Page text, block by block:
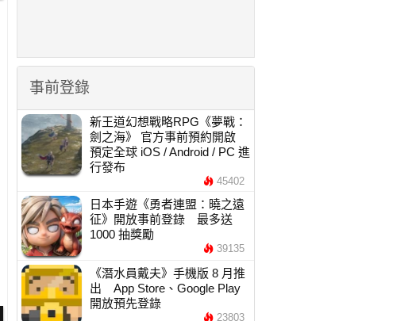
事前登錄
新王道幻想戰略RPG《夢戰：
劍之海》 官方事前預約開啟
預定全球 iOS / Android / PC 進
行發布
45402
日本手遊《勇者連盟：曉之遠
征》開放事前登錄 最多送
1000 抽獎勵
39135
《潛水員戴夫》手機版 8 月推
出 App Store、Google Play
開放預先登錄
23803